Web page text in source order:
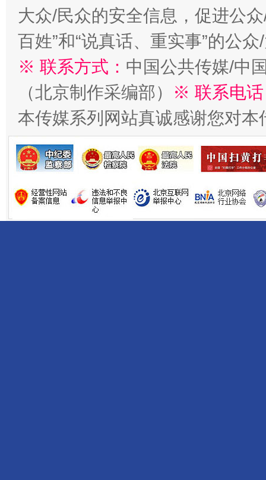
揭开“小金库”的免责幌子
大众/民众的安全信息，促进公
百姓”和“说真话、重实事”的公
※ 联系方式： 中国公共传媒/中
（北京制作采编部）
※ 联系电
本传媒系列网站真诚感谢您对